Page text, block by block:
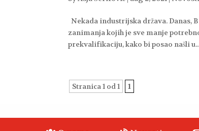
Nekada industrijska država. Danas,
zanimanja kojih je sve manje
prekvalifikaciju, kako bi posao našli
Stranica 1 od 1 1